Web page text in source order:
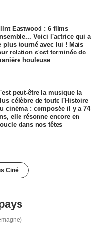
Eastwood : 6 films
Voici l'actrice qui a
plus tourné avec lui ! Mais
relation s'est terminée de
houleuse
peut-être la musique la
célèbre de toute l'Histoire
cinéma : composée il y a 74
elle résonne encore en
dans nos têtes
Ciné